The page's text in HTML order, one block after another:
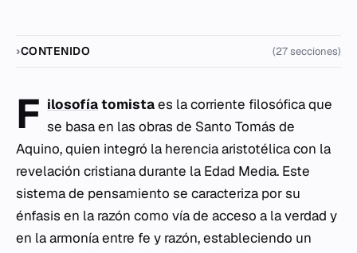
CONTENIDO (27 secciones)
F ilosofíatomistaes la corriente filosófica que
se basa en las obras de Santo Tomás de
Aquino, quien integró la herencia aristotélica con la
revelación cristiana durante la Edad Media. Este
sistema de pensamiento se caracteriza por su
énfasis en la razón como vía de acceso a la verdad y
en la armonía entre fe y razón, estableciendo un